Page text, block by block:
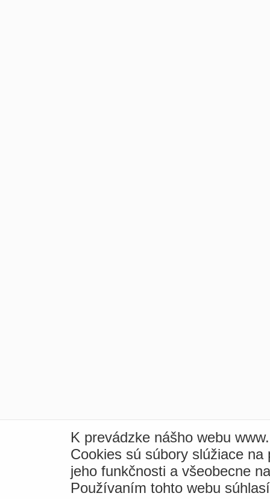
K prevádzke nášho webu
Cookies sú súbory slúžiace
jeho funkčnosti a všeobecne
Používaním tohto webu